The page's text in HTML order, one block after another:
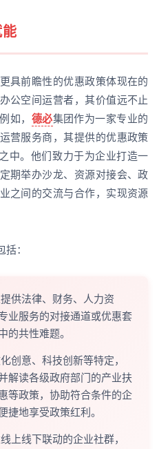
具前瞻性的优惠政策体现在的
公空间运营者，其价值远不止
如， 德必集团作为一家专业的
营服务商，其提供的优惠政策
中。他们致力于为企业打造一
期举办沙龙、资源对接会、政
之间的交流与合作，实现资源
：
供法律、财务、人力资
业服务的对接通道或优惠套
的共性难题。
创意、科技创新等特定，
解读各级政府部门的产业扶
等政策，协助符合条件的企
捷地享受政策红利。
上线下联动的企业社群，